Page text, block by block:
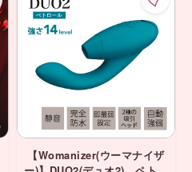
【Womanizer(ウーマナイザ